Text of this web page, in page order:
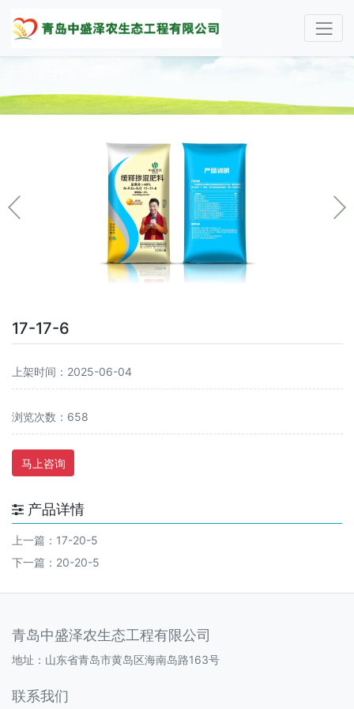
17-17-6
上架时间：2025-06-04
浏览次数：658
马上咨询
产品详情
上一篇： 17-20-5
下一篇： 20-20-5
青岛中盛泽农生态工程有限公司
地址：山东省青岛市黄岛区海南岛路163号
联系我们